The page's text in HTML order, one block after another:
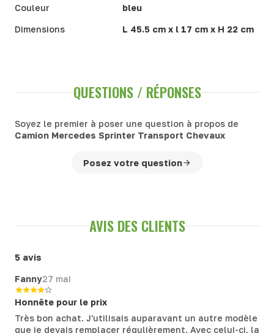
Couleur bleu
Dimensions L 45.5 cm x l 17 cm x H 22 cm
QUESTIONS / RÉPONSES
Soyez le premier à poser une question à propos de
Camion Mercedes Sprinter Transport Chevaux
Posez votre question
AVIS DES CLIENTS
5 avis
Fanny27 mai
Honnête pour le prix
Très bon achat. J'utilisais auparavant un autre modèle
que je devais remplacer régulièrement. Avec celui-ci, la